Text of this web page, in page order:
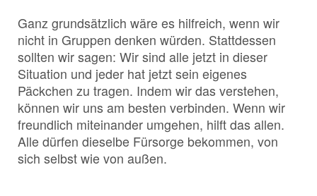
Ganz grundsätzlich wäre es hilfreich, wenn wir
nicht in Gruppen denken würden. Stattdessen
sollten wir sagen: Wir sind alle jetzt in dieser
Situation und jeder hat jetzt sein eigenes
Päckchen zu tragen. Indem wir das verstehen,
können wir uns am besten verbinden. Wenn wir
freundlich miteinander umgehen, hilft das allen.
Alle dürfen dieselbe Fürsorge bekommen, von
sich selbst wie von außen.